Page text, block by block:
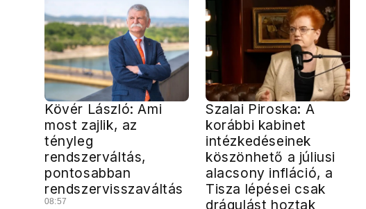
Kövér László: Ami
most zajlik, az
tényleg
rendszerváltás,
pontosabban
rendszervisszaváltás
08:57
Szalai Piroska: A
korábbi kabinet
intézkedéseinek
köszönhető a júliusi
alacsony infláció, a
Tisza lépései csak
drágulást hoztak